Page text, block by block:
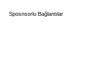
Sposnsorlu Bağlantılar